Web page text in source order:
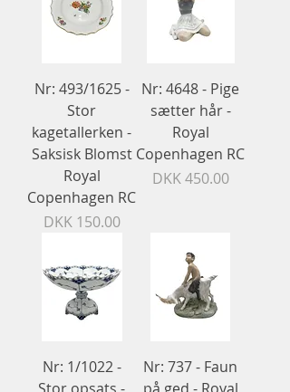
Nr: 493/1625 -
Stor
kagetallerken -
Saksisk Blomst
Royal
Copenhagen RC
Price
DKK 150.00
Nr: 4648 - Pige
sætter hår -
Royal
Copenhagen RC
Price
DKK 450.00
Nr: 1/1022 -
Nr: 737 - Faun